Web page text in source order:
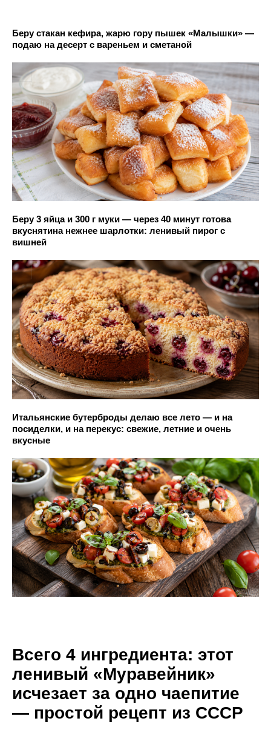
Беру стакан кефира, жарю гору пышек «Малышки» —
подаю на десерт с вареньем и сметаной
Беру 3 яйца и 300 г муки — через 40 минут готова
вкуснятина нежнее шарлотки: ленивый пирог с
вишней
Итальянские бутерброды делаю все лето — и на
посиделки, и на перекус: свежие, летние и очень
вкусные
Всего 4 ингредиента: этот
ленивый «Муравейник»
исчезает за одно чаепитие
— простой рецепт из СССР